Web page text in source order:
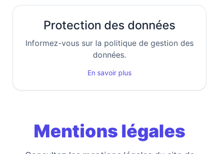
Protection des données
Informez-vous sur la politique de gestion des
données.
En savoir plus
Mentions légales